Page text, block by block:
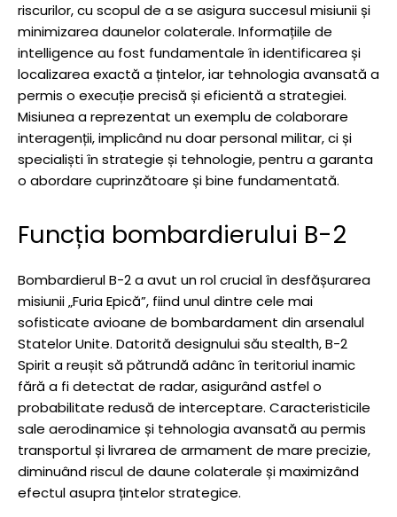
riscurilor, cu scopul de a se asigura succesul misiunii și
minimizarea daunelor colaterale. Informațiile de
intelligence au fost fundamentale în identificarea și
localizarea exactă a țintelor, iar tehnologia avansată a
permis o execuție precisă și eficientă a strategiei.
Misiunea a reprezentat un exemplu de colaborare
interagenții, implicând nu doar personal militar, ci și
specialiști în strategie și tehnologie, pentru a garanta
o abordare cuprinzătoare și bine fundamentată.
Funcția bombardierului B-2
Bombardierul B-2 a avut un rol crucial în desfășurarea
misiunii „Furia Epică”, fiind unul dintre cele mai
sofisticate avioane de bombardament din arsenalul
Statelor Unite. Datorită designului său stealth, B-2
Spirit a reușit să pătrundă adânc în teritoriul inamic
fără a fi detectat de radar, asigurând astfel o
probabilitate redusă de interceptare. Caracteristicile
sale aerodinamice și tehnologia avansată au permis
transportul și livrarea de armament de mare precizie,
diminuând riscul de daune colaterale și maximizând
efectul asupra țintelor strategice.